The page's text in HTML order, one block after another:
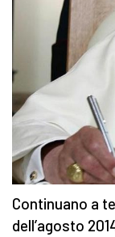
Continuano a
dell’agosto